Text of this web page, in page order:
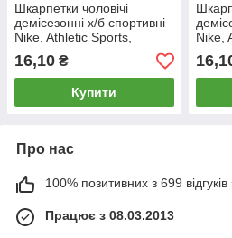
Шкарпетки чоловічі
демісезонні х/б спортивні
Nike, Athletic Sports,
середні, асорті, 11525
16,10 ₴
Купити
Nike,
Про нас
100% позитивних з 699 відгуків
Працює з 08.03.2013